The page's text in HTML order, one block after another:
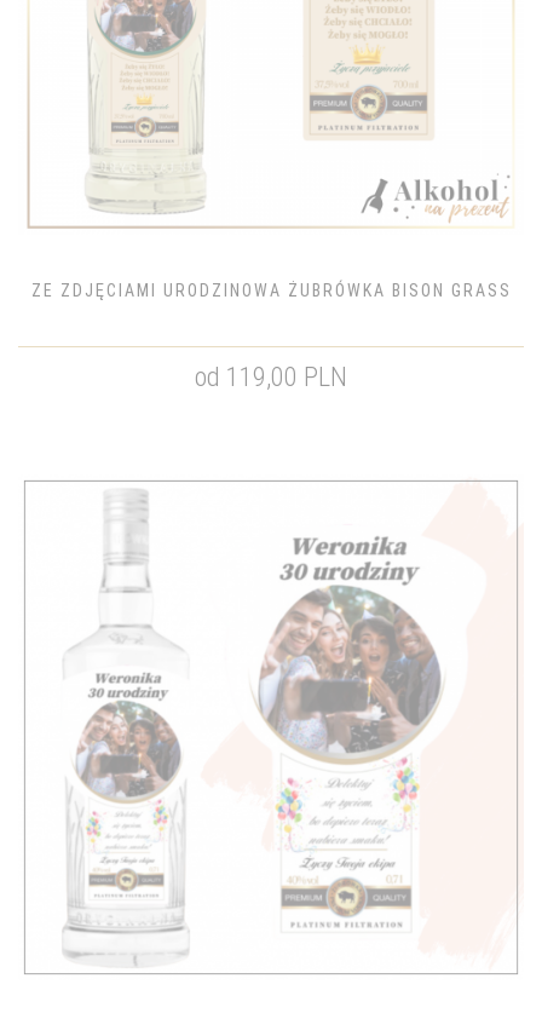
ZE ZDJĘCIAMI URODZINOWA ŻUBRÓWKA BISON GRASS
od 119,00 PLN